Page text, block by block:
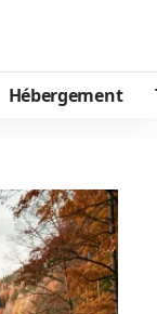
Hébergement